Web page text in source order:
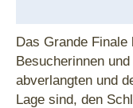
Das Grande
Besucherinnen
abverlangten und
Lage sind, den